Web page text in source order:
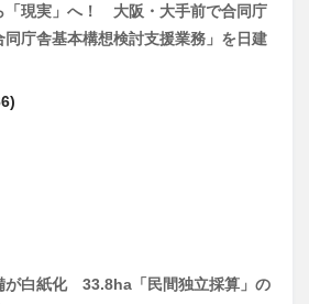
「現実」へ！ 大阪・大手前で合同庁
庁舎基本構想検討支援業務」を日建
が白紙化 33.8ha「民間独立採算」の